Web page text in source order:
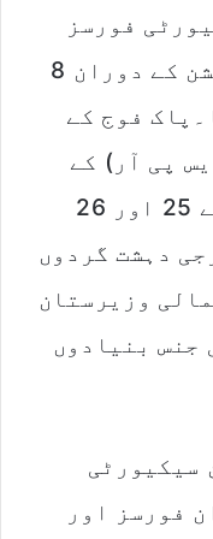
فورسز
نے انٹیلیجنس بیسڈ آپریشن کے دوران 8
فوج کے
پی آر) کے
مطابق سیکیورٹی فورسز نے 25 اور 26
دہشت گردوں
وزیرستان
جنس بنیادوں
سیکیورٹی
فورسز اور